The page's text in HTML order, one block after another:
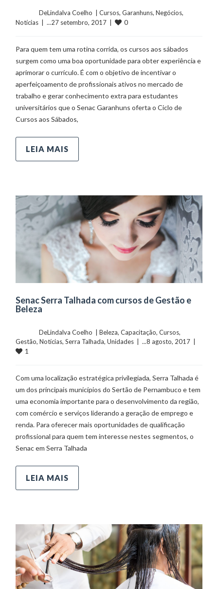
	    	DeLindalva Coelho  |
Cursos, Garanhuns, Negócios
Notícias
  |  ...27 setembro, 2017  |
0
Para quem tem uma rotina corrida, os cursos aos sábados
surgem como uma boa oportunidade para obter experiência e
aprimorar o currículo. É com o objetivo de incentivar o
aperfeiçoamento de profissionais ativos no mercado de
trabalho e gerar conhecimento extra para estudantes
universitários que o Senac Garanhuns oferta o Ciclo de
Cursos aos Sábados,
LEIA MAIS
Senac Serra Talhada com cursos de Gestão e
Beleza
	    	DeLindalva Coelho  |
Beleza, Capacitação, Cursos
Gestão, Notícias, Serra Talhada, Unidades
1
Com uma localização estratégica privilegiada, Serra Talhada é
um dos principais municípios do Sertão de Pernambuco e tem
uma economia importante para o desenvolvimento da região,
com comércio e serviços liderando a geração de emprego e
renda. Para oferecer mais oportunidades de qualificação
profissional para quem tem interesse nestes segmentos, o
Senac em Serra Talhada
LEIA MAIS